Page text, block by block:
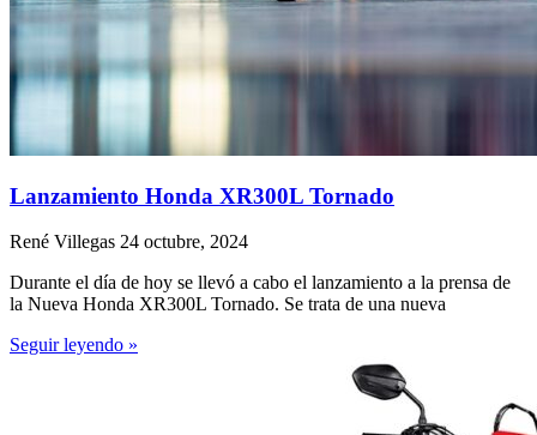
Lanzamiento Honda XR300L Tornado
René Villegas 24 octubre, 2024
Durante el día de hoy se llevó a cabo el lanzamiento a la prensa de
la Nueva Honda XR300L Tornado. Se trata de una nueva
Seguir leyendo »